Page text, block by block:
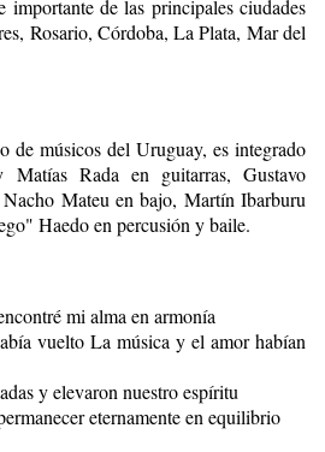
importante de las principales ciudades
Rosario, Córdoba, La Plata, Mar del
de músicos del Uruguay, es integrado
Rada en guitarras, Gustavo
Mateu en bajo, Martín Ibarburu
Haedo en percusión y baile.
mi alma en armonía
vuelto La música y el amor habían
y elevaron nuestro espíritu
eternamente en equilibrio